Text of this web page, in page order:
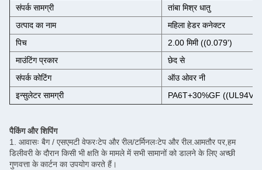
संपर्क सामग्री
तांबा मिश्र धातु
उत्पाद का नाम
महिला हेडर कनेक्टर
पिच
2.00 मिमी ((0.079')
माउंटिंग प्रकार
छेद से
संपर्क कोटिंग
ऑउ ओवर नी
इन्सुलेटर सामग्री
PA6T+30%GF ((UL94V-
पैकिंग और शिपिंग
1. आवासः बैग / एसएमटी वेफरःटेप और रील/टर्मिनलःटेप और रील.आमतौर पर,हम
डिलीवरी के दौरान किसी भी क्षति के मामले में सभी सामानों को डालने के लिए अच्छी
गुणवत्ता के कार्टन का उपयोग करते हैं।